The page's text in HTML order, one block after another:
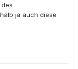
ja auch diese